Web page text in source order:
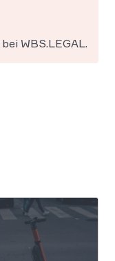
WBS.LEGAL.